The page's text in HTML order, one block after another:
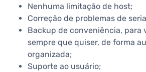
Nenhuma limitação de host;
Correção de problemas de
Backup de conveniência, para
sempre que quiser, de forma
organizada;
Suporte ao usuário;